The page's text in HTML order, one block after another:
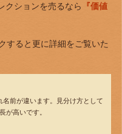
クションを売るなら
『価値
すると更に詳細をご覧いた
名前が違います。見分け方として
が高いです。